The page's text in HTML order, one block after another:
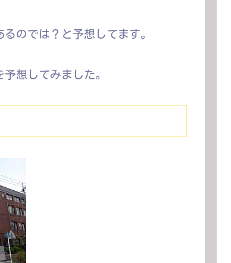
のでは？と予想してます。
想してみました。